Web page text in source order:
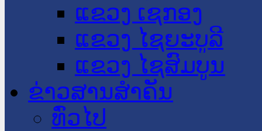
ແຂວງ ເຊກອງ
ແຂວງ ໄຊຍະບູລີ
ແຂວງ ໄຊສົມບູນ
ຂ່າວສານສໍາຄັນ
​ທົ່ວ​ໄປ